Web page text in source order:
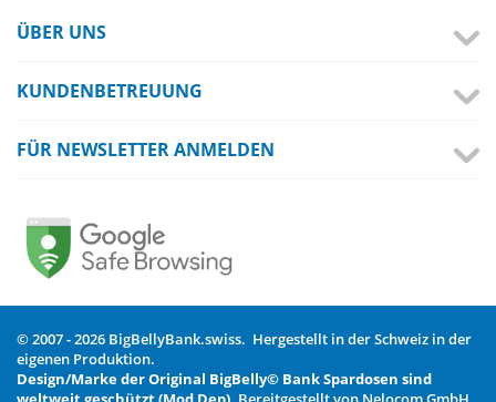
ÜBER UNS
KUNDENBETREUUNG
FÜR NEWSLETTER ANMELDEN
© 2007 - 2026 BigBellyBank.swiss. Hergestellt in der Schweiz in der
eigenen Produktion.
Design/Marke der Original BigBelly© Bank Spardosen sind